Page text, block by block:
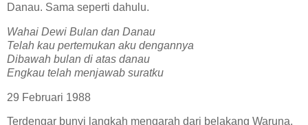
Danau. Sama seperti dahulu.
Wahai Dewi Bulan dan Danau
Telah kau pertemukan aku dengannya
Dibawah bulan di atas danau
Engkau telah menjawab suratku
29 Februari 1988
Terdengar bunyi langkah mengarah dari belakang Waruna,